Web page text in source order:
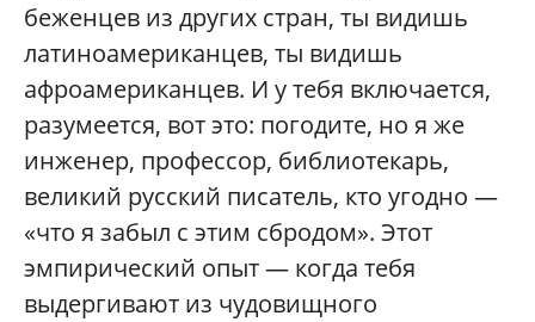
беженцев из других стран, ты видишь
латиноамериканцев, ты видишь
афроамериканцев. И у тебя включается,
разумеется, вот это: погодите, но я же
инженер, профессор, библиотекарь,
великий русский писатель, кто угодно —
«что я забыл с этим сбродом». Этот
эмпирический опыт — когда тебя
выдергивают из чудовищного